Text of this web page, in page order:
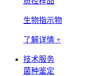
生物指示物
了解详情 +
技术服务
菌种鉴定